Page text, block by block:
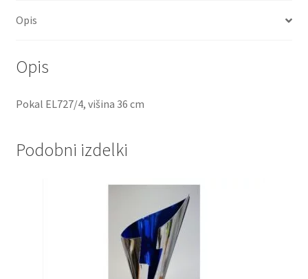
Opis
Opis
Pokal EL727/4, višina 36 cm
Podobni izdelki